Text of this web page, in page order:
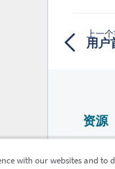
上一个
用户
资源
with our websites and to